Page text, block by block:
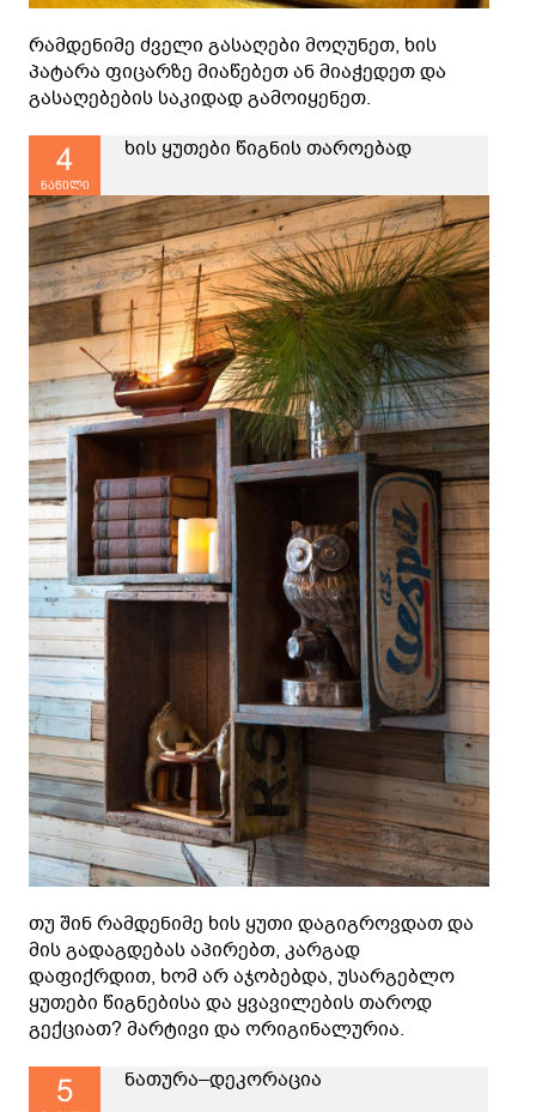
რამდენიმე ძველი გასაღები მოღუნეთ, ხის
პატარა ფიცარზე მიაწებეთ ან მიაჭედეთ და
გასაღებების საკიდად გამოიყენეთ.
4
ნაწილი
ხის ყუთები წიგნის თაროებად
თუ შინ რამდენიმე ხის ყუთი დაგიგროვდათ და
მის გადაგდებას აპირებთ, კარგად
დაფიქრდით, ხომ არ აჯობებდა, უსარგებლო
ყუთები წიგნებისა და ყვავილების თაროდ
გექციათ? მარტივი და ორიგინალურია.
5 ნათურა–დეკორაცია